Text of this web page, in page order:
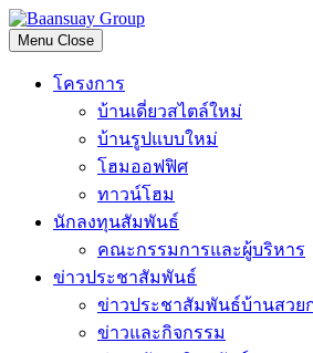
Skip
to
content
Menu Close
โครงการ
บ้านเดี่ยวสไตล์ใหม่
บ้านรูปแบบใหม่
โฮมออฟฟิศ
ทาวน์โฮม
นักลงทุนสัมพันธ์
คณะกรรมการและผู้บริหาร
ข่าวประชาสัมพันธ์
ข่าวประชาสัมพันธ์บ้านสวย
ข่าวและกิจกรรม